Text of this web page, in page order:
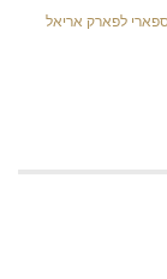
לפארק אריאל